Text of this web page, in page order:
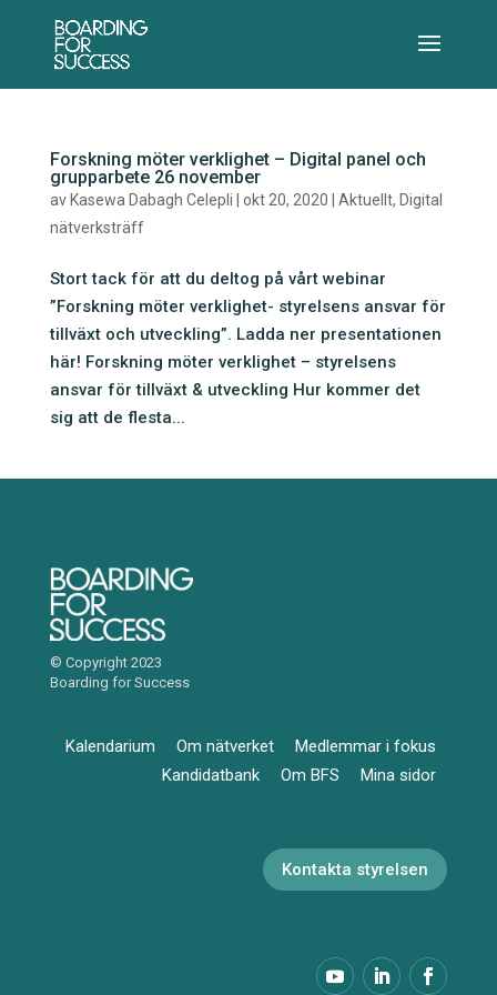
Forskning möter verklighet – Digital panel och
grupparbete 26 november
av Kasewa Dabagh Celepli okt 20, 2020 Aktuellt, Digital
nätverksträff
Stort tack för att du deltog på vårt webinar
”Forskning möter verklighet- styrelsens ansvar för
tillväxt och utveckling”. Ladda ner presentationen
här! Forskning möter verklighet – styrelsens
ansvar för tillväxt & utveckling Hur kommer det
sig att de flesta...
© Copyright 2023
Boarding for Success
Kalendarium Om nätverket
Medlemmar i fokus
Kandidatbank
Om BFS Mina sidor
Kontakta styrelsen